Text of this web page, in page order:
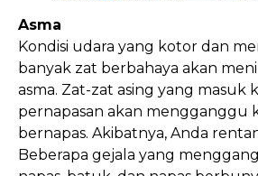
Asma
Kondisi udara yang kotor dan
banyak zat berbahaya akan
asma. Zat-zat asing yang masuk
pernapasan akan mengganggu
bernapas. Akibatnya, Anda
Beberapa gejala yang